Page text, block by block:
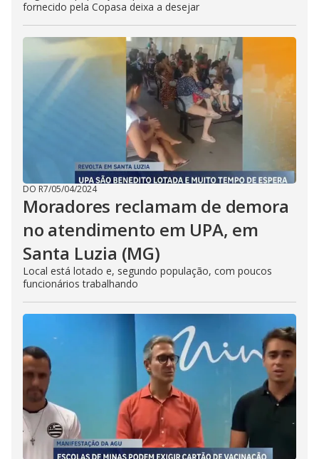
fornecido pela Copasa deixa a desejar
DO R7/05/04/2024
Moradores reclamam de demora
no atendimento em UPA, em
Santa Luzia (MG)
Local está lotado e, segundo população, com poucos
funcionários trabalhando